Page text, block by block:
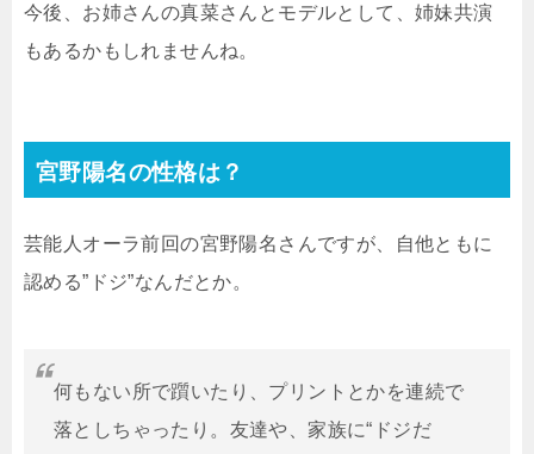
今後、お姉さんの真菜さんとモデルとして、姉妹共演
もあるかもしれませんね。
宮野陽名の性格は？
芸能人オーラ前回の宮野陽名さんですが、自他ともに
認める”ドジ”なんだとか。
何もない所で躓いたり、プリントとかを連続で
落としちゃったり。友達や、家族に“ドジだ